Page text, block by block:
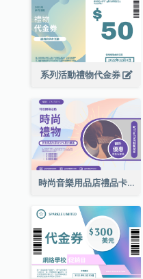
系列活動禮物代金券
時尚音樂用品店禮品卡